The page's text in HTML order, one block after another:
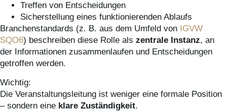
Treffen von Entscheidungen
Sicherstellung eines funktionierenden Ablaufs
Branchenstandards (z. B. aus dem Umfeld von IGVW
SQO6) beschreiben diese Rolle als zentrale Instanz, an
der Informationen zusammenlaufen und Entscheidungen
getroffen werden.
Wichtig:
Die Veranstaltungsleitung ist weniger eine formale Position
– sondern eine klare Zuständigkeit.